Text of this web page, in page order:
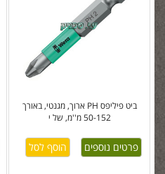
ביט פיליפס PH ארוך, מגנטי, באורך
50-152 מ''מ, של י
פרטים נוספים